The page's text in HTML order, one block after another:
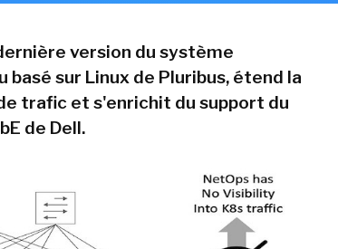
version du système
sur Linux de Pluribus, étend la
trafic et s'enrichit du support du
de Dell.